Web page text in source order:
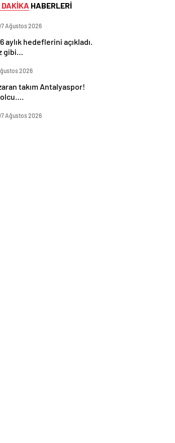
DAKİKA HABERLERİ
Ağustos 2026
aylık hedeflerini açıkladı.
gibi…
2026
takım Antalyaspor!
Ağustos 2026